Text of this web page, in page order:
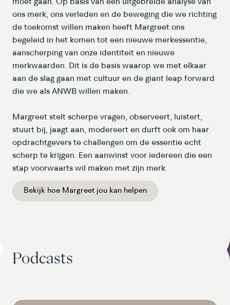
moet gaan. Op basis van een uitgebreide analyse van
ons merk, ons verleden en de beweging die we richting
de toekomst willen maken heeft Margreet ons
begeleid in het komen tot een nieuwe merkessentie,
aanscherping van onze identiteit en nieuwe
merkwaarden. Dit is de basis waarop we met elkaar
aan de slag gaan met cultuur en de giant leap forward
die we als ANWB willen maken.
Margreet stelt scherpe vragen, observeert, luistert,
stuurt bij, jaagt aan, modereert en durft ook om haar
opdrachtgevers te challengen om de essentie echt
scherp te krijgen. Een aanwinst voor iedereen die een
stap voorwaarts wil maken met zijn merk.
Bekijk hoe Margreet jou kan helpen
Podcasts